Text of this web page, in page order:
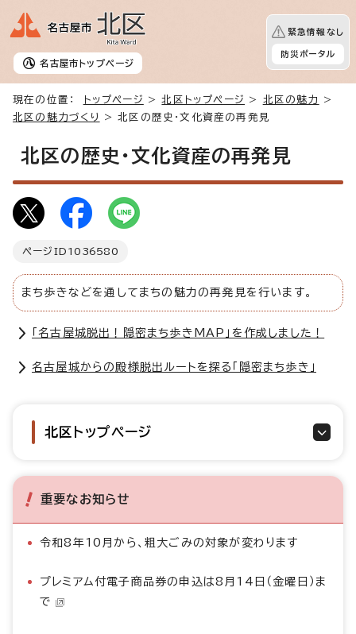
名古屋市 トップページ
緊急情報なし
防災ポータル
現在の位置： トップページ >北区トップページ > 北区の魅力
>
北区の魅力づくり
> 北区の歴史・文化資産の再発見
北区の歴史・文化資産の再発見
ページID 1036580
まち歩きなどを通してまちの魅力の再発見を行います。
「名古屋城脱出！隠密まち歩きMAP」を作成しました！
名古屋城からの殿様脱出ルートを探る「隠密まち歩き」
北区トップページ
重要なお知らせ
令和8年10月から、粗大ごみの対象が変わります
プレミアム付電子商品券の申込は8月14日（金曜日）ま
で